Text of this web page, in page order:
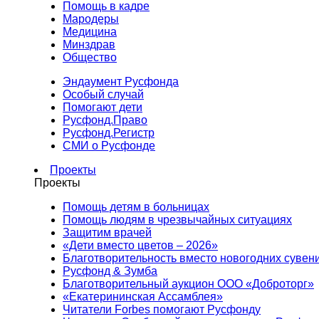
Помощь в кадре
Мародеры
Медицина
Минздрав
Общество
Эндаумент Русфонда
Особый случай
Помогают дети
Русфонд.Право
Русфонд.Регистр
СМИ о Русфонде
Проекты
Проекты
Помощь детям в больницах
Помощь людям в чрезвычайных ситуациях
Защитим врачей
«Дети вместо цветов – 2026»
Благотворительность вместо новогодних
Русфонд & Зумба
Благотворительный аукцион ООО «Доброторг»
«Екатерининская Ассамблея»
Читатели Forbes помогают Русфонду